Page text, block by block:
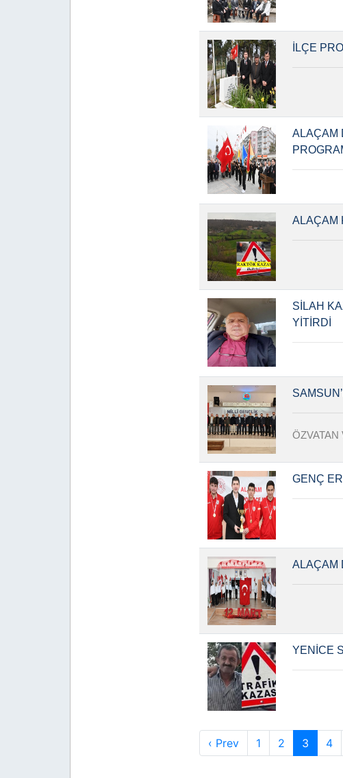
İLÇE
ALAÇAM
ALAÇAM
SİLAH
YİTİRDİ
ÖZVATAN
GENÇ
ALAÇAM
YENİCE
‹ Prev 1 2 3 4